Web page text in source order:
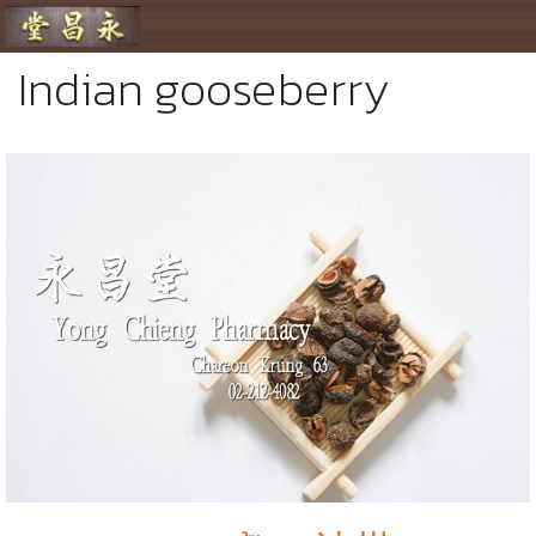
ร้านขายยา ย่งเชียงตึ๊ง
Indian gooseberry